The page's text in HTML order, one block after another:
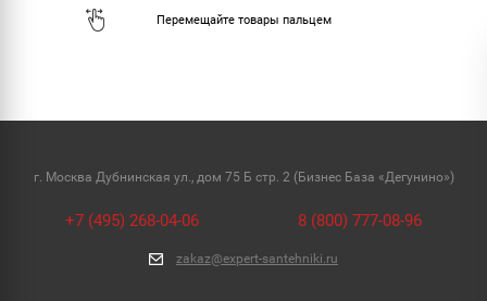
г. Москва Дубнинская ул., дом 75 Б стр. 2 (Бизнес База «Дегунино»)
+7 (495) 268-04-06 8 (800) 777-08-96
zakaz@expert-santehniki.ru